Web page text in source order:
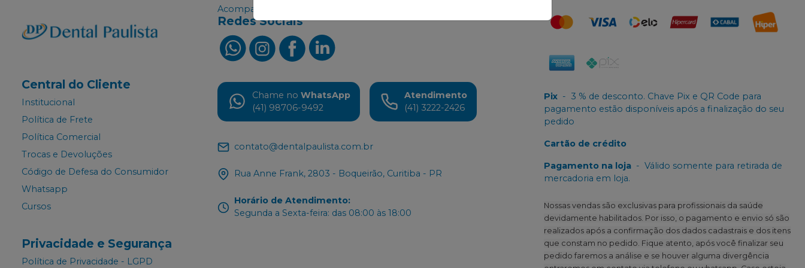
Central do Cliente
Institucional
Política de Frete
Política Comercial
Trocas e Devoluções
Código de Defesa do Consumidor
Whatsapp
Cursos
Privacidade e Segurança
Política de Privacidade - LGPD
Acompanhe nas
Redes Sociais
Chame no WhatsApp
(41) 98706-9492
Atendimento
(41) 3222-2426
contato@dentalpaulista.com.br
Rua Anne Frank, 2803 - Boqueirão, Curitiba - PR
Horário de Atendimento:
Segunda a Sexta-feira: das 08:00 às 18:00
Pix - 3 % de desconto. Chave Pix e QR Code para
pagamento estão disponíveis após a finalização do seu
pedido
Cartão de crédito
Pagamento na loja - Válido somente para retirada de
mercadoria em loja.
Nossas vendas são exclusivas para profissionais da saúde
devidamente habilitados. Por isso, o pagamento e envio só são
realizados após a confirmação dos dados cadastrais e dos itens
que constam no pedido. Fique atento, após você finalizar seu
pedido faremos a análise e se houver alguma divergência